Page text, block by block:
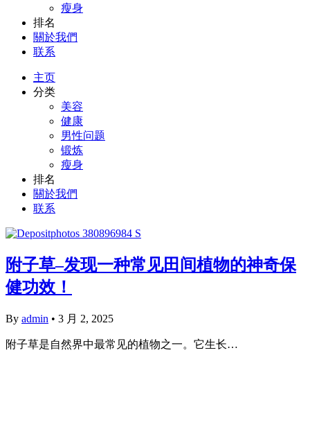
瘦身
排名
關於我們
联系
主页
分类
美容
健康
男性问题
锻炼
瘦身
排名
關於我們
联系
附子草–发现一种常见田间植物的神奇保
健功效！
By admin • 3 月 2, 2025
附子草是自然界中最常见的植物之一。它生长…